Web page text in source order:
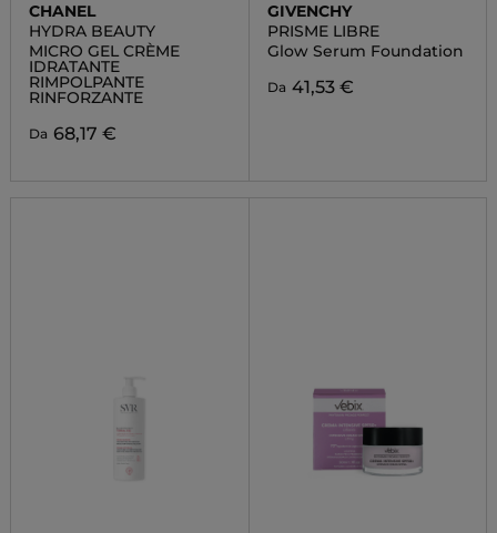
CHANEL
HYDRA BEAUTY
MICRO GEL CRÈME
IDRATANTE
RIMPOLPANTE
RINFORZANTE
Da 68,17 €
GIVENCHY
PRISME LIBRE
Glow Serum Foundation
Da 41,53 €